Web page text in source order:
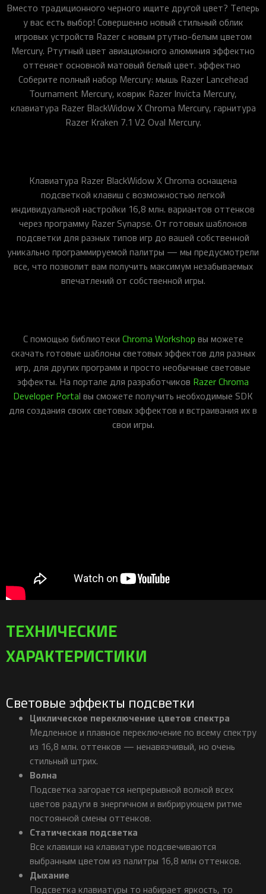
Вместо традиционного черного ищите другой цвет? Теперь
у вас есть выбор! Совершенно новый стильный облик
игровых устройств Razer с новым ртутно-белым цветом
Mercury. Ртутный цвет авиационного алюминия эффектно
оттеняет основной матовый белый цвет. эффектно
Соберите полный набор Mercury: мышь Razer Lancehead
Tournament Mercury, коврик Razer Invicta Mercury,
клавиатура Razer BlackWidow X Chroma Mercury, гарнитура
Razer Kraken 7.1 V2 Oval Mercury.
Клавиатура Razer BlackWidow X Chroma оснащена
подсветкой клавиш с возможностью легкой
индивидуальной настройки 16,8 млн. вариантов оттенков
через программу Razer Synapse. От готовых шаблонов
подсветки для разных типов игр до вашей собственной
уникально программируемой палитры — мы предусмотрели
все, что позволит вам получить максимум незабываемых
впечатлений от собственной игры.
С помощью библиотеки Chroma Workshop вы можете
скачать готовые шаблоны световых эффектов для разных
игр, для других программ и просто необычные световые
эффекты. На портале для разработчиков Razer Chroma
Developer Portal вы сможете получить необходимые SDK
для создания своих световых эффектов и встраивания их в
свои игры.
ТЕХНИЧЕСКИЕ
ХАРАКТЕРИСТИКИ
Световые эффекты подсветки
Циклическое переключение цветов спектра
Медленное и плавное переключение по всему спектру
из 16,8 млн. оттенков — ненавязчивый, но очень
стильный штрих.
Волна
Подсветка загорается непрерывной волной всех
цветов радуги в энергичном и вибрирующем ритме
постоянной смены оттенков.
Статическая подсветка
Все клавиши на клавиатуре подсвечиваются
выбранным цветом из палитры 16,8 млн оттенков.
Дыхание
Подсветка клавиатуры то набирает яркость, то